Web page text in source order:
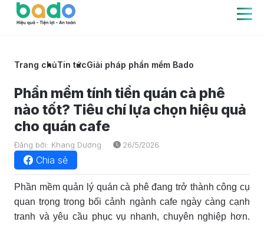
Trang chủTin tứcGiải pháp phần mềm Bado
Phần mềm tính tiền quán cà phê
nào tốt? Tiêu chí lựa chọn hiệu quả
cho quán cafe
Đăng bởi: Khang Dương 26/5/2026
Chia sẻ
Phần mềm quản lý quán cà phê đang trở thành công cụ
quan trọng trong bối cảnh ngành cafe ngày càng cạnh
tranh và yêu cầu phục vụ nhanh, chuyên nghiệp hơn.